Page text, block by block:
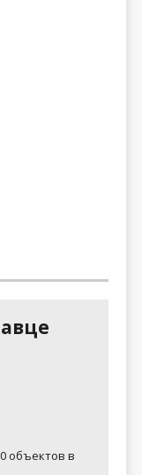
объектов в